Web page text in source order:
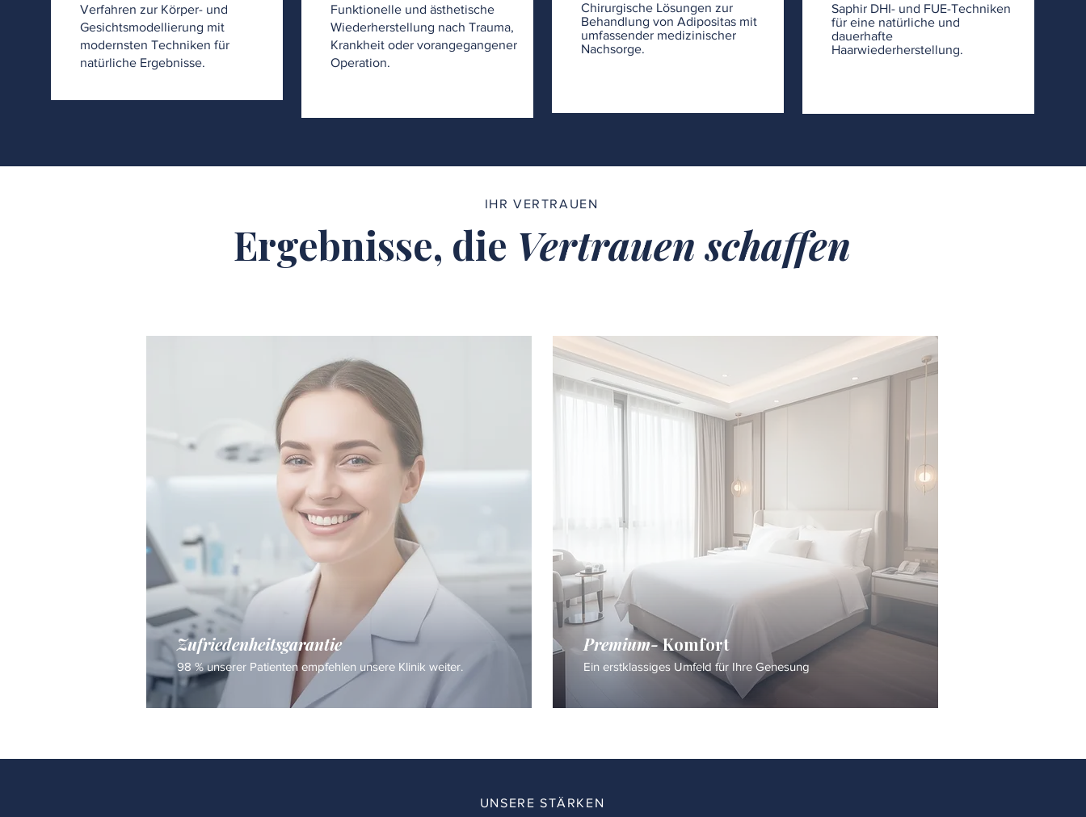
Verfahren zur Körper- und
Gesichtsmodellierung mit
modernsten Techniken für
natürliche Ergebnisse.
Funktionelle und ästhetische
Wiederherstellung nach Trauma,
Krankheit oder vorangegangener
Operation.
Chirurgische Lösungen zur
Behandlung von Adipositas mit
umfassender medizinischer
Nachsorge.
Saphir DHI- und FUE-Techniken
für eine natürliche und
dauerhafte
Haarwiederherstellung.
IHR VERTRAUEN
Ergebnisse, die Vertrauen schaffen
Zufriedenheitsgarantie
98 % unserer Patienten empfehlen unsere Klinik weiter.
Premium-Komfort
Ein erstklassiges Umfeld für Ihre Genesung
UNSERE STÄRKEN